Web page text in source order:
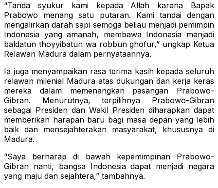
“Tanda syukur kami kepada Allah karena Bapak
Prabowo menang satu putaran. Kami tandai dengan
mengalirkan darah sapi semoga beliau menjadi pemimpin
Indonesia yang amanah, membawa Indonesia menjadi
baldatun thoyyibatun wa robbun ghofur,” ungkap Ketua
Relawan Madura dalam pernyataannya.
Ia juga menyampaikan rasa terima kasih kepada seluruh
relawan milenial Madura atas dukungan dan kerja keras
mereka dalam memenangkan pasangan Prabowo-
Gibran. Menurutnya, terpilihnya Prabowo-Gibran
sebagai Presiden dan Wakil Presiden diharapkan dapat
memberikan harapan baru bagi masa depan yang lebih
baik dan mensejahterakan masyarakat, khususnya di
Madura.
“Saya berharap di bawah kepemimpinan Prabowo-
Gibran nanti, bangsa Indonesia dapat menjadi negara
yang maju dan sejahtera,” tambahnya.